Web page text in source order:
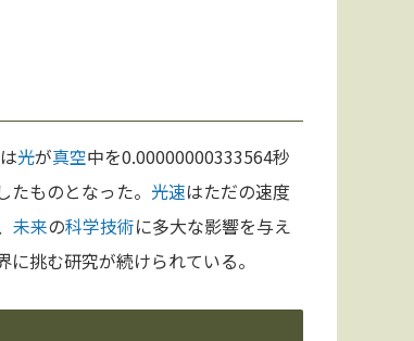
光が真空中を0.00000000333564秒
ものとなった。 光速はただの速度
未来の科学技術に多大な影響を与え
に挑む研究が続けられている。